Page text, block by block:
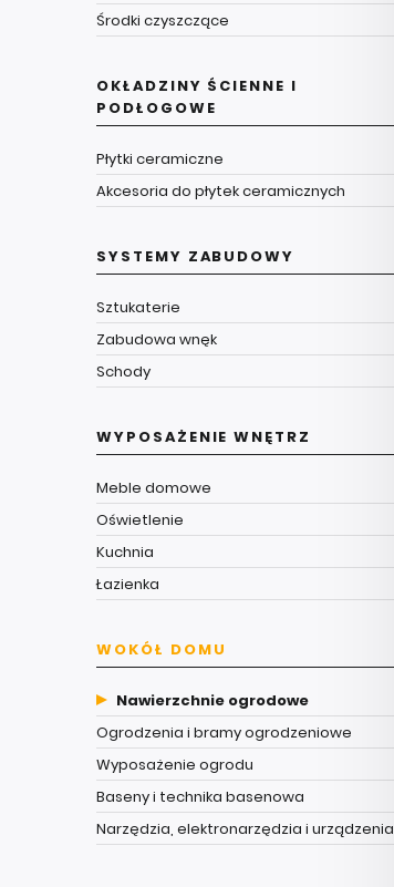
Środki czyszczące
OKŁADZINY ŚCIENNE I
PODŁOGOWE
Płytki ceramiczne
Akcesoria do płytek ceramicznych
SYSTEMY ZABUDOWY
Sztukaterie
Zabudowa wnęk
Schody
WYPOSAŻENIE WNĘTRZ
Meble domowe
Oświetlenie
Kuchnia
Łazienka
WOKÓŁ DOMU
Nawierzchnie ogrodowe
Ogrodzenia i bramy ogrodzeniowe
Wyposażenie ogrodu
Baseny i technika basenowa
Narzędzia, elektronarzędzia i urządzenia